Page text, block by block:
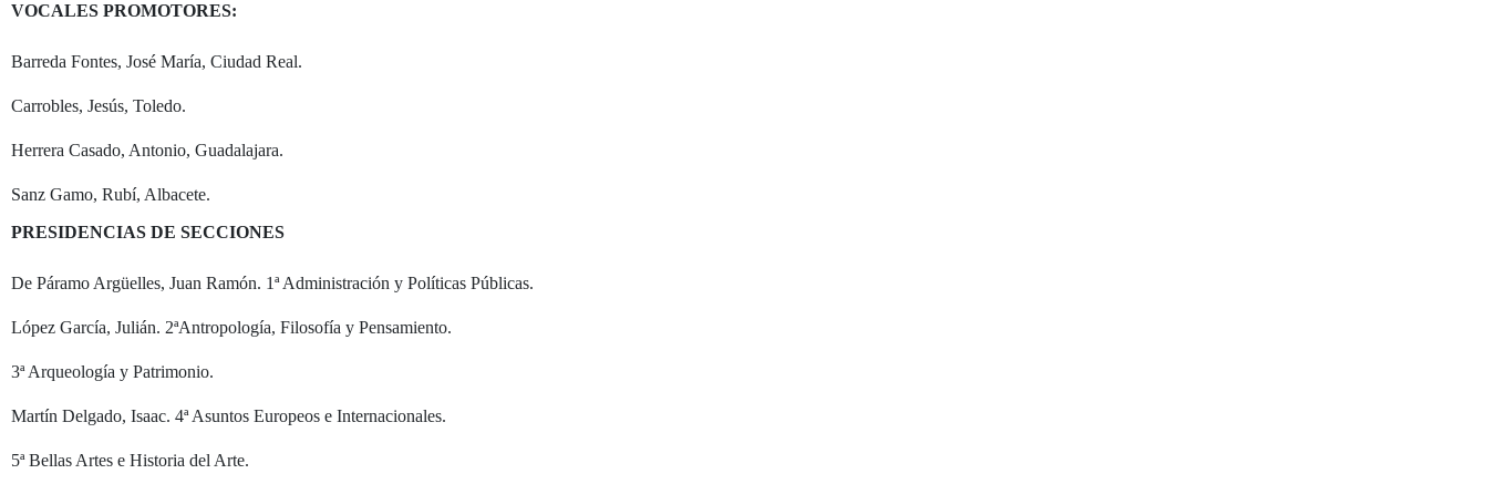
VOCALES PROMOTORES:
Barreda Fontes, José María, Ciudad Real.
Carrobles, Jesús, Toledo.
Herrera Casado, Antonio, Guadalajara.
Sanz Gamo, Rubí, Albacete.
PRESIDENCIAS DE SECCIONES
De Páramo Argüelles, Juan Ramón. 1ª Administración y Políticas Públicas.
López García, Julián. 2ªAntropología, Filosofía y Pensamiento.
3ª Arqueología y Patrimonio.
Martín Delgado, Isaac. 4ª Asuntos Europeos e Internacionales.
5ª Bellas Artes e Historia del Arte.